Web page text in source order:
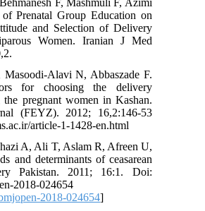
MT, Behmanesh F, Mashmuli F, Azimi
Effect of Prenatal Group Education on
Attitude and Selection of Delivery
in Primiparous Women. Iranian J Med
10,2.
A, Masoodi-Alavi N, Abbaszade F.
factors for choosing the delivery
among the pregnant women in Kashan.
Journal (FEYZ). 2012; 16,2:146-53
article-1-1428-en.html
F, Ghazi A, Ali T, Aslam R, Afreen U,
R. Trends and determinants of ceasarean
Surgery Pakistan. 2011; 16:1. Doi:
bmjopen-2018-024654
bmjopen-2018-024654